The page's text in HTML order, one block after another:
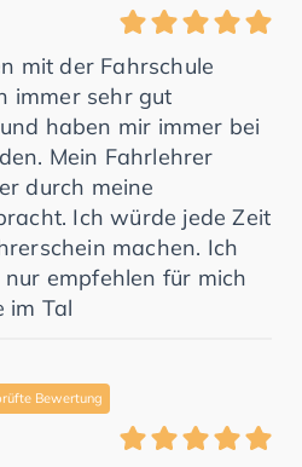
mit der Fahrschule
immer sehr gut
haben mir immer bei
Mein Fahrlehrer
durch meine
Ich würde jede Zeit
machen. Ich
empfehlen für mich
im Tal
Bewertung